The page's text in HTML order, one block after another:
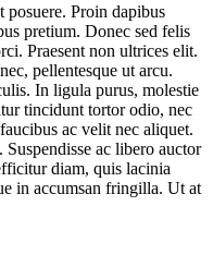
posuere. Proin dapibus
pretium. Donec sed felis
Praesent non ultrices elit.
pellentesque ut arcu.
In ligula purus, molestie
tincidunt tortor odio, nec
ac velit nec aliquet.
Suspendisse ac libero auctor
diam, quis lacinia
in accumsan fringilla. Ut at